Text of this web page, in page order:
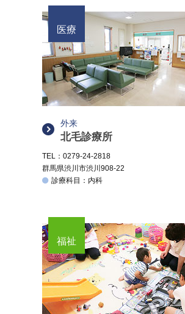
医療
外来
北毛診療所
TEL：0279-24-2818
群馬県渋川市渋川908-22
診療科目：内科
福祉